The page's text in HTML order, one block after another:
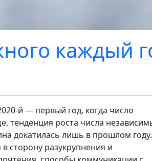
каждый
й — первый год, когда число
тенденция роста числа
докатилась лишь в прошлом году.
сторону разукрупнения и